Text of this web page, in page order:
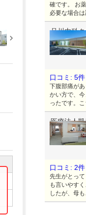
確です。 お
必要な場合は
品川内科
内科, 消化
佐賀県鳥栖
口コミ: 5件
下腹部痛が
かい方で、
ったです。
医療法人
内科, 呼吸
佐賀県唐津
口コミ: 2件
先生がとっ
も言いやす
したが、母